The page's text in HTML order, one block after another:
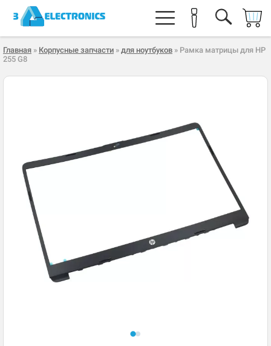
Главная » Корпусные запчасти » для ноутбуков » Рамка матрицы для HP
255 G8